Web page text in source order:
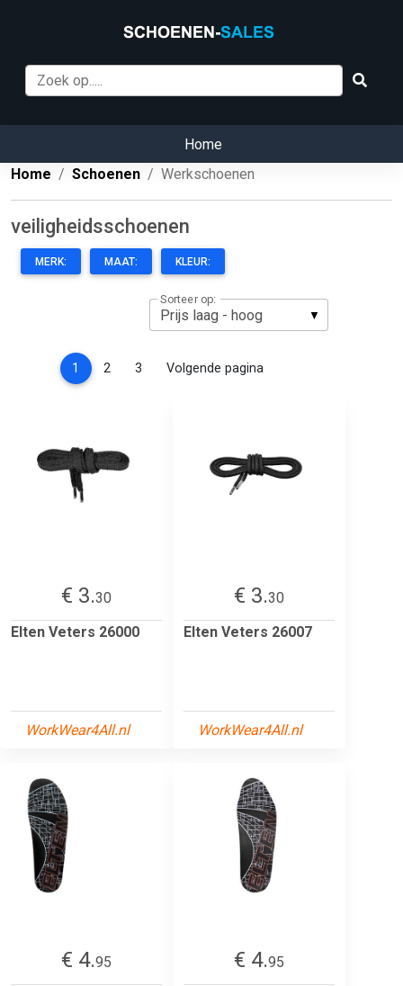
Home
Home
Schoenen Werkschoenen
veiligheidsschoenen
MERK: MAAT: KLEUR:
Sorteer op:
1 (current)
2 3 Volgende pagina
€ 3.30
Elten Veters 26000
WorkWear4All.nl
€ 3.30
Elten Veters 26007
WorkWear4All.nl
€ 4.95
€ 4.95